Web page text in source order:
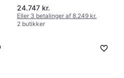
24.747 kr.
Eller 3 betalinger af 8.249 kr.
2 butikker